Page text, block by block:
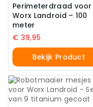
Perimeterdraad voor
Worx Landroid – 100
meter
€ 39,95
Bekijk Product